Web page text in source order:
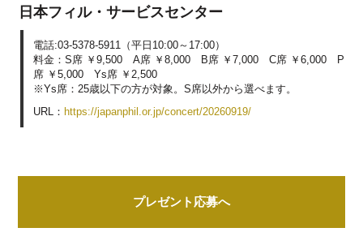
日本フィル・サービスセンター
電話:03-5378-5911（平日10:00～17:00）
料金：S席 ￥9,500 A席 ￥8,000 B席 ￥7,000 C席 ￥6,000 P
席 ￥5,000 Ys席 ￥2,500
※Ys席：25歳以下の方が対象。S席以外から選べます。
URL： https://japanphil.or.jp/concert/20260919/
プレゼント応募へ